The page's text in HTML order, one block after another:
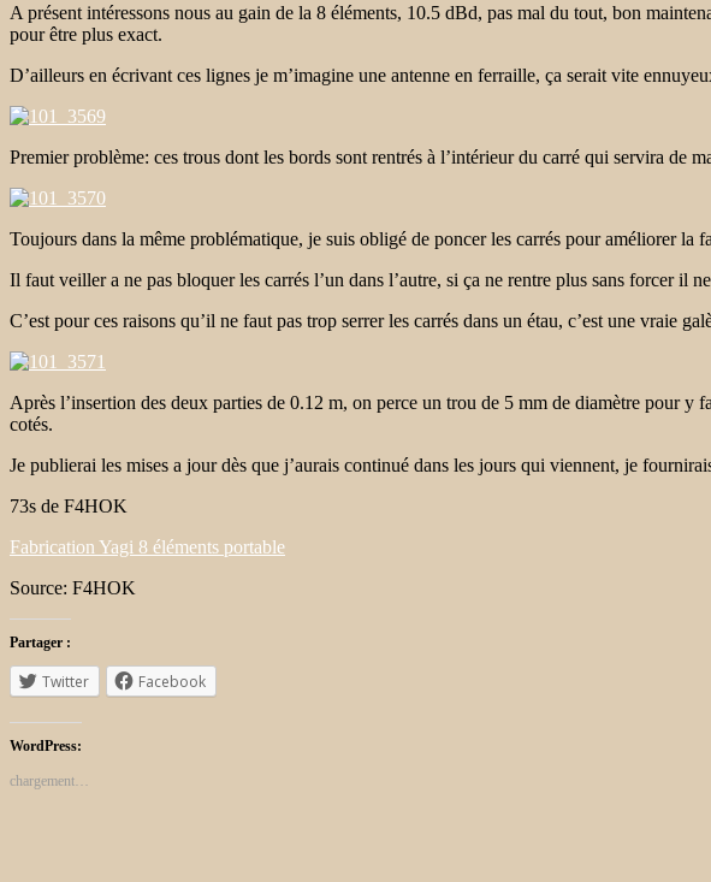
A présent intéressons nous au gain de la 8 éléments, 10.5 dBd, pas mal du tout, bon
pour être plus exact.
D’ailleurs en écrivant ces lignes je m’imagine une antenne en ferraille, ça serait vite
Premier problème: ces trous dont les bords sont rentrés à l’intérieur du carré qui servira de
Toujours dans la même problématique, je suis obligé de poncer les carrés pour améliorer la
Il faut veiller a ne pas bloquer les carrés l’un dans l’autre, si ça ne rentre plus sans forcer
C’est pour ces raisons qu’il ne faut pas trop serrer les carrés dans un étau, c’est une vraie
Après l’insertion des deux parties de 0.12 m, on perce un trou de 5 mm de diamètre pour
cotés.
Je publierai les mises a jour dès que j’aurais continué dans les jours qui viennent, je
73s de F4HOK
Fabrication Yagi 8 éléments portable
Source: F4HOK
Partager :
Twitter Facebook
WordPress:
chargement…